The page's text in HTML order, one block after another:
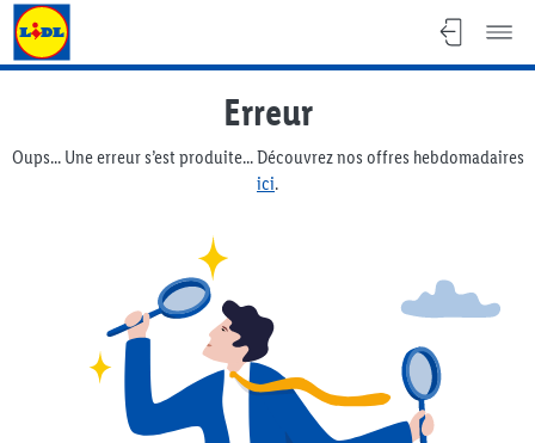
Lidl Flyer
Erreur
Oups... Une erreur s’est produite... Découvrez nos offres hebdomadaires
ici.